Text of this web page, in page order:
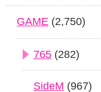
GAME (2,750)
765 (282)
SideM (967)